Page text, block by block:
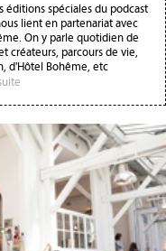
éditions spéciales du podcast
lient en partenariat avec
On y parle quotidien de
créateurs, parcours de vie,
d'Hôtel Bohême, etc